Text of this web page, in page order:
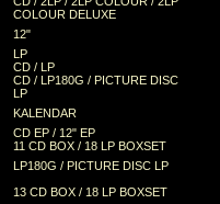
COLOUR DELUXE
12"
LP
CD / LP
CD / LP180G / PICTURE DISC
LP
KALENDAR
CD EP / 12" EP
11 CD BOX / 18 LP BOXSET
LP180G / PICTURE DISC LP
13 CD BOX / 18 LP BOXSET